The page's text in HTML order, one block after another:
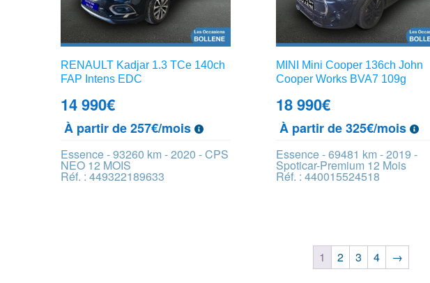
RENAULT Kadjar 1.3 TCe 140ch
FAP Intens EDC
14 990€
À partir de 257€/mois
Essence - 93260 km - 2020 - CPS
NEO 12 MOIS
Réf. : 449322189633
MINI Mini Cooper 136ch John
Cooper Works BVA7 109g
18 990€
À partir de 325€/mois
Essence - 69481 km - 2019 -
Spoticar-Premium 12 Mois
Réf. : 440015524518
1 2 3 4 →